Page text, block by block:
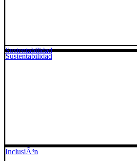
Sustentabilidad
InclusiÃ³n
Sustentabilidad